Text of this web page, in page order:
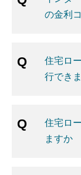
の金利
住宅ロ
行でき
住宅ロ
ますか